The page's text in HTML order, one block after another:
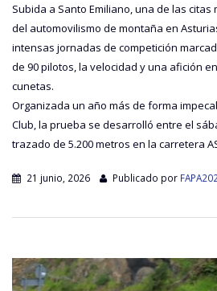
Subida a Santo Emiliano, una de las
del automovilismo de montaña en
intensas jornadas de competición
de 90 pilotos, la velocidad y una afición
cunetas.
Organizada un año más de forma
Club, la prueba se desarrolló entre el
trazado de 5.200 metros en la carretera
21 junio, 2026 Publicado por